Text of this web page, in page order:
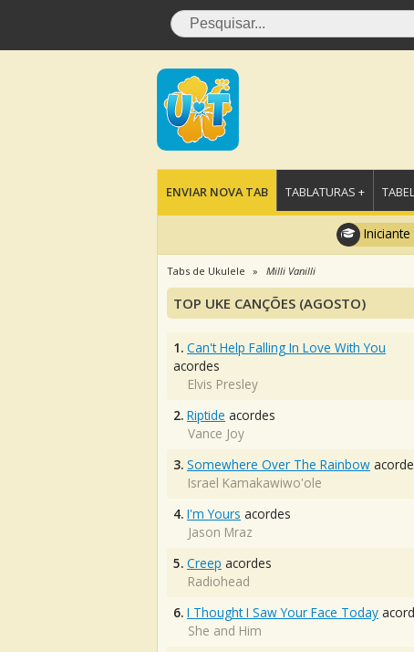
ENVIAR NOVA TAB TABLATURAS +
Iniciante
Tabs de Ukulele Milli Vanilli
TOP UKE CANÇÕES (AGOSTO)
1. Can't Help Falling In Love With You
acordes
Elvis Presley
2. Riptide acordes
Vance Joy
3. Somewhere Over The Rainbow
Israel Kamakawiwo'ole
4. I'm Yours acordes
Jason Mraz
5. Creep acordes
Radiohead
6. I Thought I Saw Your Face Today
She and Him